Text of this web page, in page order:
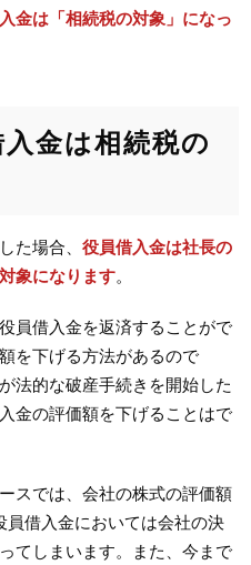
金は「相続税の対象」になっ
金は相続税の
た場合、役員借入金は社長の
象になります。
員借入金を返済することがで
を下げる方法があるので
法的な破産手続きを開始した
金の評価額を下げることはで
スでは、会社の株式の評価額
員借入金においては会社の決
てしまいます。また、今まで